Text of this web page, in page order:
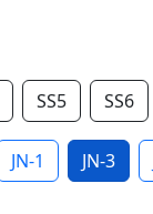
SS5 SS6
JN-1 JN-3